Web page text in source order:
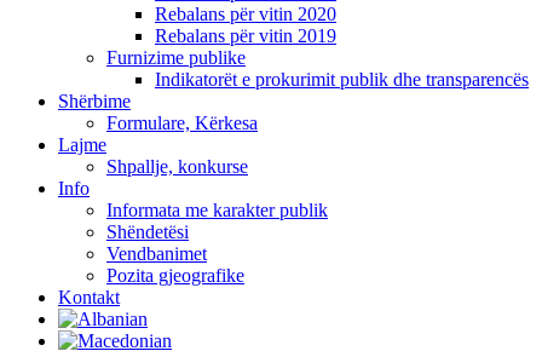
Rebalans për vitin 2020
Rebalans për vitin 2019
Furnizime publike
Indikatorët e prokurimit publik dhe transparencës
Shërbime
Formulare, Kërkesa
Lajme
Shpallje, konkurse
Info
Informata me karakter publik
Shëndetësi
Vendbanimet
Pozita gjeografike
Kontakt